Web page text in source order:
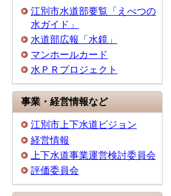
江別市水道部要覧「えべつの
水ガイド」
水道部広報「水鏡」
マンホールカード
水ＰＲプロジェクト
事業・経営情報など
江別市上下水道ビジョン
経営情報
上下水道事業運営検討委員会
評価委員会